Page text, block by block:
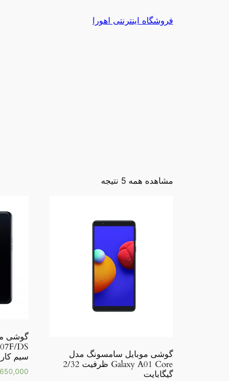
فروشگاه اینترنتی اهورا
مشاهده همه 5 نتیجه
گوشی موبایل سامسونگ مدل
Galaxy A01 Core ظرفیت 2/32
گیگابایت
گوشی
سیم کارت